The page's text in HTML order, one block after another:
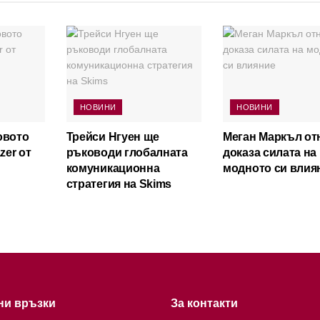
от
НОВИНИ
Трейси Нгуен ще
ръководи глобалната
комуникационна
стратегия на Skims
НОВИНИ
Меган Маркъл
доказа силата на
модното си
връзки За контакти